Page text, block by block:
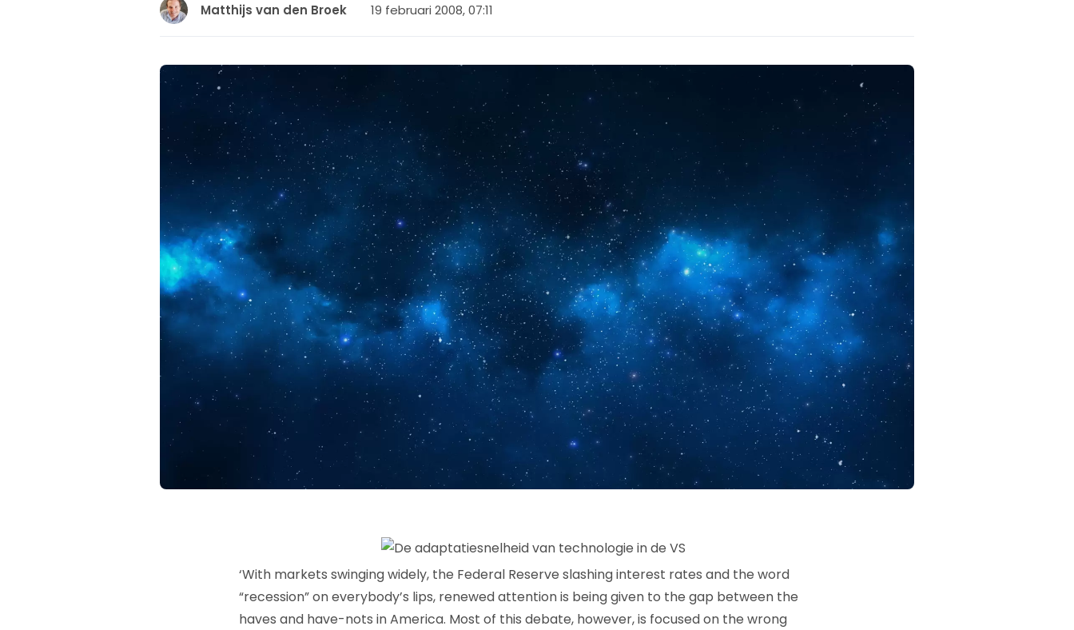
Matthijs van den Broek 19 februari 2008, 07:11
‘With markets swinging widely, the Federal Reserve slashing interest rates and the word
“recession” on everybody’s lips, renewed attention is being given to the gap between the
haves and have-nots in America. Most of this debate, however, is focused on the wrong